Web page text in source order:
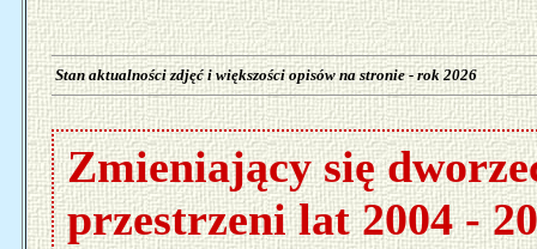
Stan aktualności zdjęć i większości opisów na stronie - rok 2026
Zmieniający się
przestrzeni lat 2004 -